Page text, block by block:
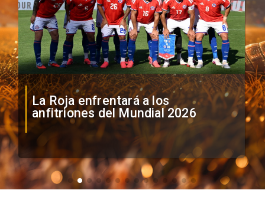
La Roja enfrentará a los
anfitriones del Mundial 2026